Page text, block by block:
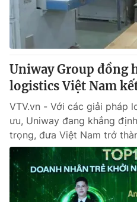
Uniway Group đồng
logistics Việt Nam
VTV.vn - Với các giải pháp
ưu, Uniway đang khẳng
trọng, đưa Việt Nam trở